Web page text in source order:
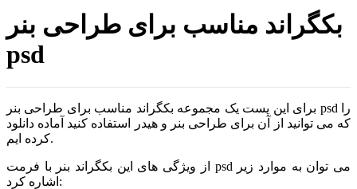
بکگراند مناسب برای طراحی بنر
psd
برای این پست یک مجموعه بکگراند مناسب برای طراحی بنر psd را
که می توانید از آن برای طراحی بنر و هیدر استفاده کنید آماده دانلود
کرده ایم.
از ویژگی های این بکگراند بنر با فرمت psd می توان به موارد زیر
اشاره کرد: